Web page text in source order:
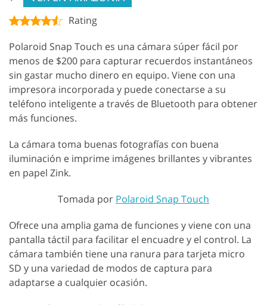
Rating
Polaroid Snap Touch es una cámara súper fácil por
menos de $200 para capturar recuerdos instantáneos
sin gastar mucho dinero en equipo. Viene con una
impresora incorporada y puede conectarse a su
teléfono inteligente a través de Bluetooth para obtener
más funciones.
La cámara toma buenas fotografías con buena
iluminación e imprime imágenes brillantes y vibrantes
en papel Zink.
Tomada por Polaroid Snap Touch
Ofrece una amplia gama de funciones y viene con una
pantalla táctil para facilitar el encuadre y el control. La
cámara también tiene una ranura para tarjeta micro
SD y una variedad de modos de captura para
adaptarse a cualquier ocasión.